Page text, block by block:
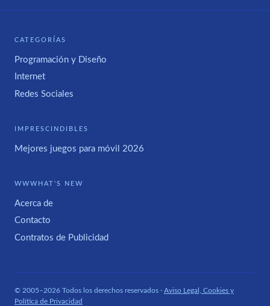
CATEGORÍAS
Programación y Diseño
Internet
Redes Sociales
IMPRESCINDIBLES
Mejores juegos para móvil 2026
WWWHAT'S NEW
Acerca de
Contacto
Contratos de Publicidad
© 2005–2026 Todos los derechos reservados · Aviso Legal, Cookies y
Política de Privacidad